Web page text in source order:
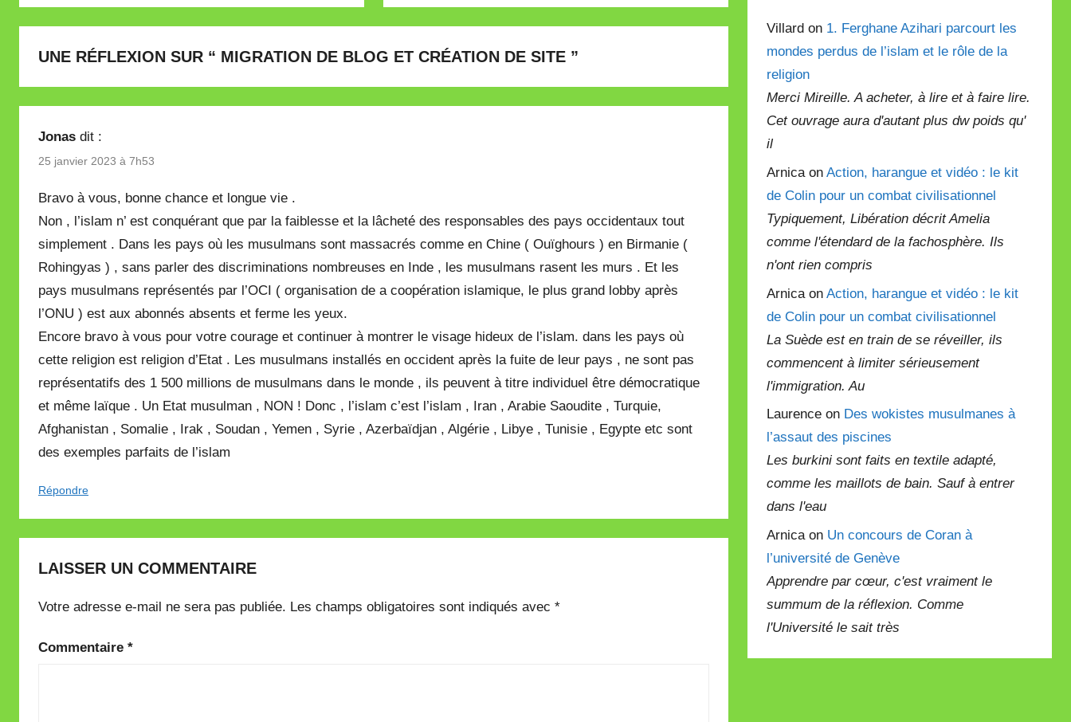
UNE RÉFLEXION SUR “ MIGRATION DE BLOG ET CRÉATION DE SITE ”
Jonas dit :
25 janvier 2023 à 7h53
Bravo à vous, bonne chance et longue vie .
Non , l’islam n’ est conquérant que par la faiblesse et la lâcheté des responsables des pays occidentaux tout
simplement . Dans les pays où les musulmans sont massacrés comme en Chine ( Ouïghours ) en Birmanie (
Rohingyas ) , sans parler des discriminations nombreuses en Inde , les musulmans rasent les murs . Et les
pays musulmans représentés par l’OCI ( organisation de a coopération islamique, le plus grand lobby après
l’ONU ) est aux abonnés absents et ferme les yeux.
Encore bravo à vous pour votre courage et continuer à montrer le visage hideux de l’islam. dans les pays où
cette religion est religion d’Etat . Les musulmans installés en occident après la fuite de leur pays , ne sont pas
représentatifs des 1 500 millions de musulmans dans le monde , ils peuvent à titre individuel être démocratique
et même laïque . Un Etat musulman , NON ! Donc , l’islam c’est l’islam , Iran , Arabie Saoudite , Turquie,
Afghanistan , Somalie , Irak , Soudan , Yemen , Syrie , Azerbaïdjan , Algérie , Libye , Tunisie , Egypte etc sont
des exemples parfaits de l’islam
Répondre
LAISSER UN COMMENTAIRE
Votre adresse e-mail ne sera pas publiée. Les champs obligatoires sont indiqués avec *
Commentaire *
Villard on 1. Ferghane Azihari parcourt les
mondes perdus de l’islam et le rôle de la
religion
Merci Mireille. A acheter, à lire et à faire lire.
Cet ouvrage aura d'autant plus dw poids qu'
il
Arnica onAction, harangue et vidéo : le kit
de Colin pour un combat civilisationnel
Typiquement, Libération décrit Amelia
comme l'étendard de la fachosphère. Ils
n'ont rien compris
Arnica onAction, harangue et vidéo : le kit
de Colin pour un combat civilisationnel
La Suède est en train de se réveiller, ils
commencent à limiter sérieusement
l'immigration. Au
Laurence on Des wokistes musulmanes à
l’assaut des piscines
Les burkini sont faits en textile adapté,
comme les maillots de bain. Sauf à entrer
dans l'eau
Arnica on Un concours de Coran à
l’université de Genève
Apprendre par cœur, c'est vraiment le
summum de la réflexion. Comme
l'Université le sait très